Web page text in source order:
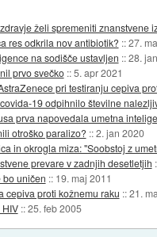
želi spremeniti znanstvene
res odkrila nov antibiotik? ::27.
na sodišče ustavljen ::28.
prvo svečko ::5. apr 2021
pri testiranju cepiva
19 odpihnilo številne
prva napovedala umetna
otroško paralizo? ::2. jan 2020
in okrogla miza: "Soobstoj z
prevare v zadnjih desetletjih
bo uničen :: 19. maj 2011
cepiva proti kožnemu raku ::21.
::25. feb 2005